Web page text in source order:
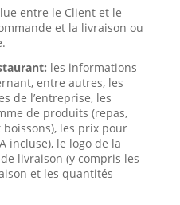
entre le Client et le
et la livraison ou
les informations
entre autres, les
de l’entreprise, les
de produits (repas,
les prix pour
incluse), le logo de la
livraison (y compris les
et les quantités